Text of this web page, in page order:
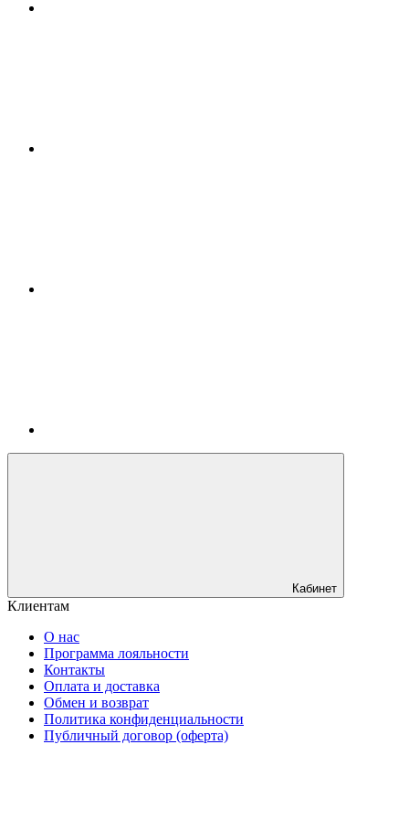
Кабинет
Клиентам
О нас
Программа лояльности
Контакты
Оплата и доставка
Обмен и возврат
Политика конфиденциальности
Публичный договор (оферта)